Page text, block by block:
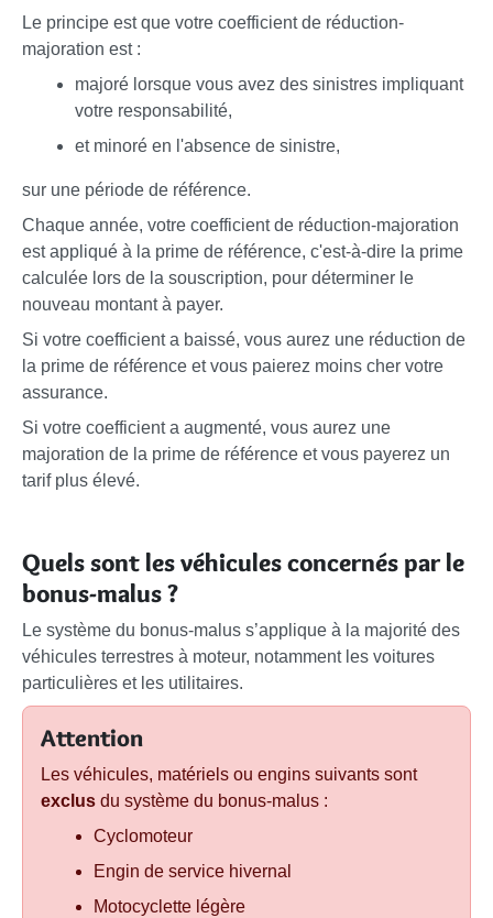
Le principe est que votre coefficient de réduction-
majoration est :
majoré lorsque vous avez des sinistres impliquant
votre responsabilité,
et minoré en l'absence de sinistre,
sur une période de référence.
Chaque année, votre coefficient de réduction-majoration
est appliqué à la prime de référence, c'est-à-dire la prime
calculée lors de la souscription, pour déterminer le
nouveau montant à payer.
Si votre coefficient a baissé, vous aurez une réduction de
la prime de référence et vous paierez moins cher votre
assurance.
Si votre coefficient a augmenté, vous aurez une
majoration de la prime de référence et vous payerez un
tarif plus élevé.
Quels sont les véhicules concernés par le
bonus-malus ?
Le système du bonus-malus s’applique à la majorité des
véhicules terrestres à moteur, notamment les voitures
particulières et les utilitaires.
Attention
Les véhicules, matériels ou engins suivants sont
exclus du système du bonus-malus :
Cyclomoteur
Engin de service hivernal
Motocyclette légère